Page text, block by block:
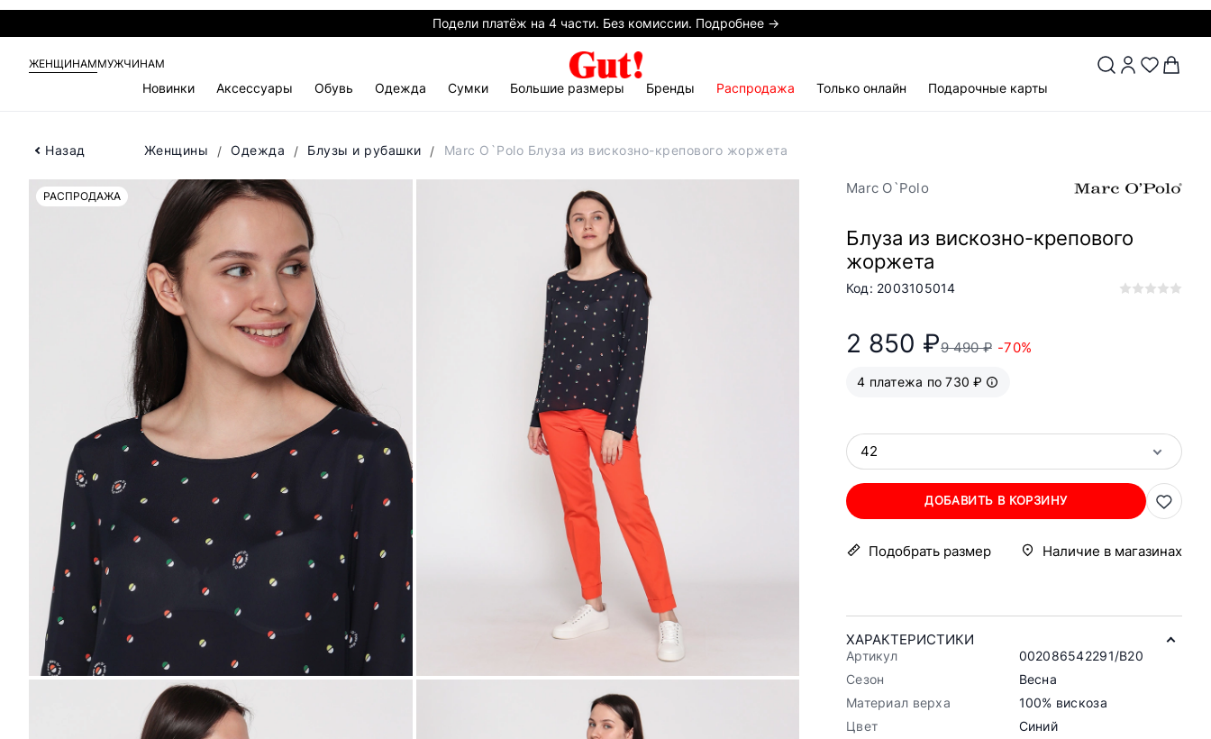
Подели платёж на 4 части. Без комиссии. Подробнее →
ЖЕНЩИНАММУЖЧИНАМ
Новинки Аксессуары Обувь Одежда Сумки Большие размеры Бренды Распродажа Только онлайн Подарочные карты
Назад Женщины Одежда Блузы и рубашки Marc O`Polo Блуза из вискозно-крепового жоржета
РАСПРОДАЖА Marc O`Polo
Блуза из вискозно-крепового
жоржета
Код: 2003105014
2 850 ₽9 490 ₽ -70%
4 платежа по 730 ₽
42
ДОБАВИТЬ В КОРЗИНУ
Подобрать размер Наличие в магазинах
ХАРАКТЕРИСТИКИ
Артикул
002086542291/B20
Сезон
Весна
Материал верха
100% вискоза
Цвет
Синий